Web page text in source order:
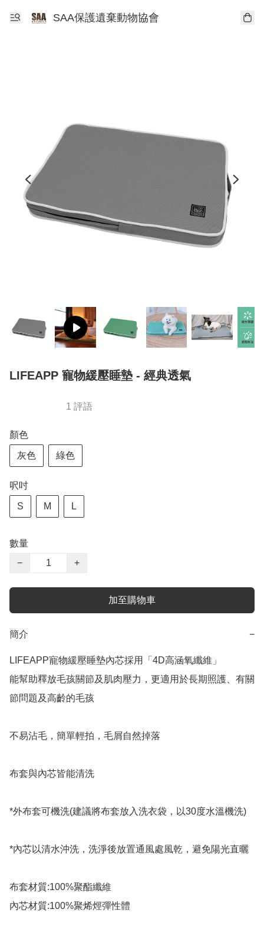
SAA保護遺棄動物協會
LIFEAPP 寵物緩壓睡墊 - 經典透氣
1 評語
顏色
灰色 綠色
呎吋
S M L
數量
−
+
加至購物車
簡介 −
LIFEAPP寵物緩壓睡墊內芯採用「4D高涵氧纖維」
能幫助釋放毛孩關節及肌肉壓力，更適用於長期照護、有關
節問題及高齡的毛孩
不易沾毛，簡單輕拍，毛屑自然掉落
布套與內芯皆能清洗
*外布套可機洗(建議將布套放入洗衣袋，以30度水溫機洗)
*內芯以清水沖洗，洗淨後放置通風處風乾，避免陽光直曬
布套材質:100%聚酯纖維
內芯材質:100%聚烯烴彈性體